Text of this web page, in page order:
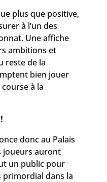
plus que positive,
à l’un des
Une affiche
ambitions et
reste de la
bien jouer
à la
donc au Palais
joueurs auront
un public pour
primordial dans la